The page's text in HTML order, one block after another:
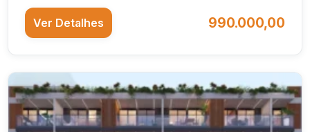
Ver Detalhes 990.000,00